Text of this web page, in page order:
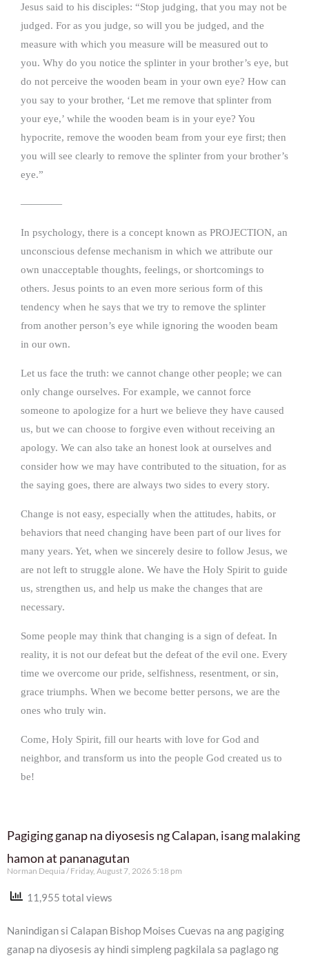
Jesus said to his disciples: “Stop judging, that you may not be
judged. For as you judge, so will you be judged, and the
measure with which you measure will be measured out to
you. Why do you notice the splinter in your brother’s eye, but
do not perceive the wooden beam in your own eye? How can
you say to your brother, ‘Let me remove that splinter from
your eye,’ while the wooden beam is in your eye? You
hypocrite, remove the wooden beam from your eye first; then
you will see clearly to remove the splinter from your brother’s
eye.”
————
In psychology, there is a concept known as PROJECTION, an
unconscious defense mechanism in which we attribute our
own unacceptable thoughts, feelings, or shortcomings to
others. Jesus points to an even more serious form of this
tendency when he says that we try to remove the splinter
from another person’s eye while ignoring the wooden beam
in our own.
Let us face the truth: we cannot change other people; we can
only change ourselves. For example, we cannot force
someone to apologize for a hurt we believe they have caused
us, but we can choose to forgive even without receiving an
apology. We can also take an honest look at ourselves and
consider how we may have contributed to the situation, for as
the saying goes, there are always two sides to every story.
Change is not easy, especially when the attitudes, habits, or
behaviors that need changing have been part of our lives for
many years. Yet, when we sincerely desire to follow Jesus, we
are not left to struggle alone. We have the Holy Spirit to guide
us, strengthen us, and help us make the changes that are
necessary.
Some people may think that changing is a sign of defeat. In
reality, it is not our defeat but the defeat of the evil one. Every
time we overcome our pride, selfishness, resentment, or sin,
grace triumphs. When we become better persons, we are the
ones who truly win.
Come, Holy Spirit, fill our hearts with love for God and
neighbor, and transform us into the people God created us to
be!
Pagiging ganap na diyosesis ng Calapan, isang malaking
hamon at pananagutan
Norman Dequia Friday, August 7, 2026 5:18 pm
11,955 total views
Nanindigan si Calapan Bishop Moises Cuevas na ang pagiging
ganap na diyosesis ay hindi simpleng pagkilala sa paglago ng